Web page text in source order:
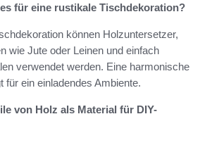
für eine rustikale Tischdekoration?
können Holzuntersetzer,
wie Jute oder Leinen und einfach
verwendet werden. Eine harmonische
für ein einladendes Ambiente.
von Holz als Material für DIY-